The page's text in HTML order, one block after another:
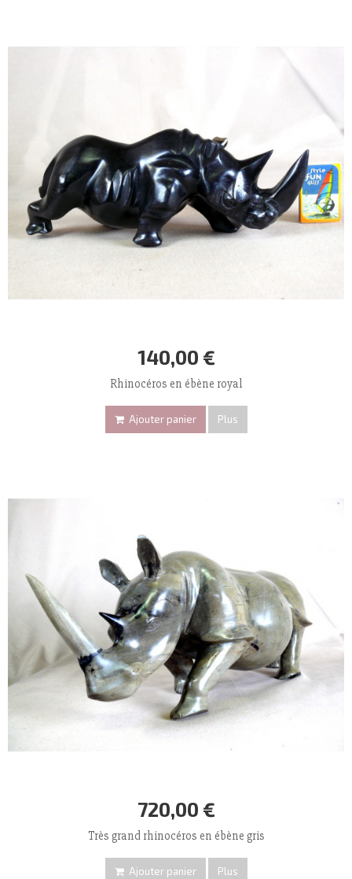
140,00 €
Rhinocéros en ébène royal
Ajouter panier Plus
720,00 €
Très grand rhinocéros en ébène gris
Ajouter panier Plus